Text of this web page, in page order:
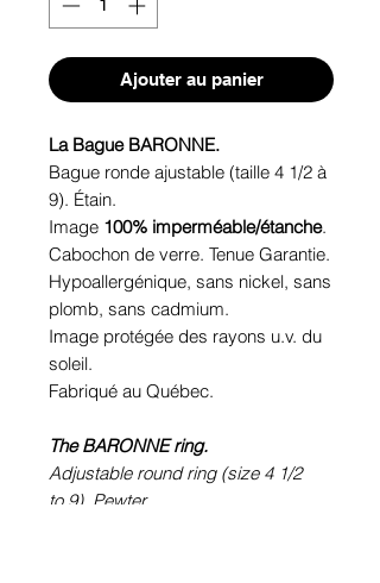
Ajouter au panier
La Bague BARONNE.
Bague ronde ajustable (taille 4 1/2 à
9). Étain.
Image 100% imperméable/étanche.
Cabochon de verre. Tenue Garantie.
Hypoallergénique, sans nickel, sans
plomb, sans cadmium.
Image protégée des rayons u.v. du
soleil.
Fabriqué au Québec.
The BARONNE ring.
Adjustable round ring (size 4 1/2
to 9). Pewter.